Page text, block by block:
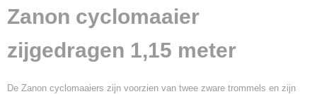
Zanon cyclomaaier
zijgedragen 1,15 meter
De Zanon cyclomaaiers zijn voorzien van twee zware trommels en zijn